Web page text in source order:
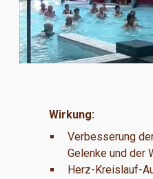
Wirkung:
Verbesserung
Gelenke und der
Herz-Kreislauf-